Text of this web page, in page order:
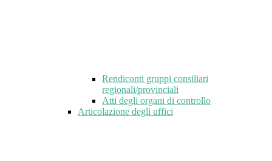
Rendiconti gruppi consiliari
regionali/provinciali
Atti degli organi di controllo
Articolazione degli uffici